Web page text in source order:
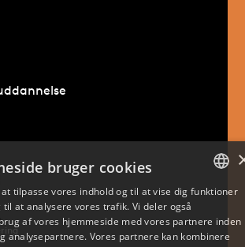
ENGLISH
bruger cookies
tilpasse vores indhold og til at vise dig funktioner
at analysere vores trafik. Vi deler også
af vores hjemmeside med vores partnere inden
analysepartnere. Vores partnere kan kombinere